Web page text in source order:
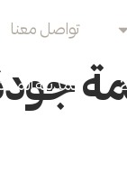
المدينة
تواصل معنا
جودة